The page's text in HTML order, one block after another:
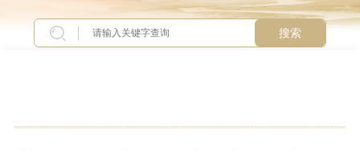
搜索